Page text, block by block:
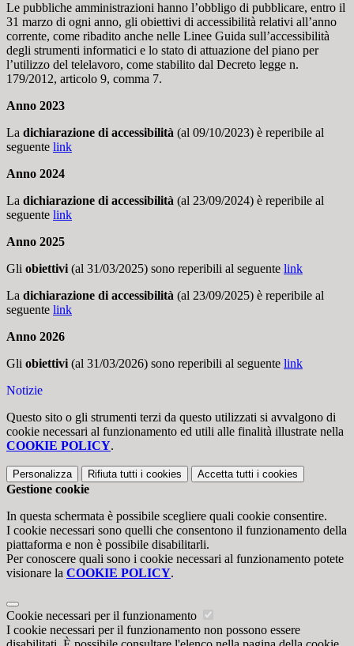
Le pubbliche amministrazioni hanno l’obbligo di pubblicare, entro il
31 marzo di ogni anno, gli obiettivi di accessibilità relativi all’anno
corrente, come ribadito anche nelle Linee Guida sull’accessibilità
degli strumenti informatici e lo stato di attuazione del piano per
l’utilizzo del telelavoro, come stabilito dal Decreto legge n.
179/2012, articolo 9, comma 7.
Anno 2023
La dichiarazione di accessibilità (al 09/10/2023) è reperibile al
seguente link
Anno 2024
La dichiarazione di accessibilità (al 23/09/2024) è reperibile al
seguente link
Anno 2025
Gli obiettivi (al 31/03/2025) sono reperibili al seguente link
La dichiarazione di accessibilità (al 23/09/2025) è reperibile al
seguente link
Anno 2026
Gli obiettivi (al 31/03/2026) sono reperibili al seguente link
Notizie
Questo sito o gli strumenti terzi da questo utilizzati si avvalgono di
cookie necessari al funzionamento ed utili alle finalità illustrate nella
COOKIE POLICY.
Personalizza Rifiuta tutti i cookies Accetta tutti i cookies
Gestione cookie
In questa schermata è possibile scegliere quali cookie consentire.
I cookie necessari sono quelli che consentono il funzionamento della
piattaforma e non è possibile disabilitarli.
Per conoscere quali sono i cookie necessari al funzionamento potete
visionare la COOKIE POLICY.
Cookie necessari per il funzionamento
I cookie necessari per il funzionamento non possono essere